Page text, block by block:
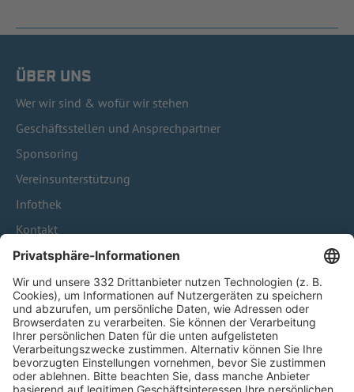
ÜBER UNS
Wer wir sind & wofür wir stehen
Geschäftsstellen und Ansprechpartner
Sponsoring
Vereinsunterstützung
Infothek
Kontakt
HÄUFIG BESUCHTE SEITEN
Pässe und Vereinswechsel
Trainerausbildung
Schulungsangebot Vereinsmitarbeiter
BFV-Geschäftsstellen